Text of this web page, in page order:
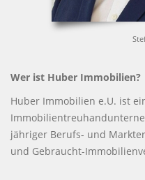
Wer ist Huber Immobilien?
Huber Immobilien e.U. ist
jähriger Berufs- und
und Gebraucht-